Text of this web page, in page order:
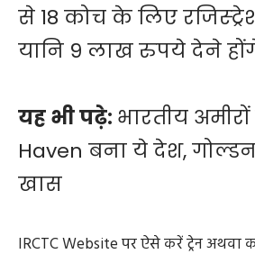
से 18 कोच के लिए
यानि 9 लाख रुपये देने
यह भी पढ़े: भारतीय
Haven बना ये देश, गोल्डन
खास
IRCTC Website पर ऐसे करें ट्रेन अथवा